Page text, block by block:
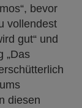
bevor
vollendest
gut“ und
„Das
diesen